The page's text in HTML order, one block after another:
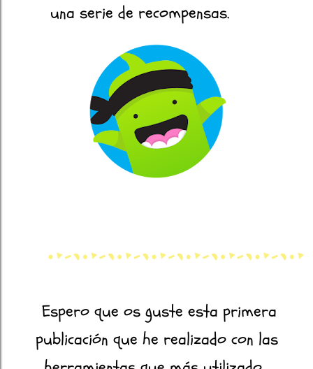
una serie de recompensas.
Espero que os guste esta primera
publicación que he realizado con las